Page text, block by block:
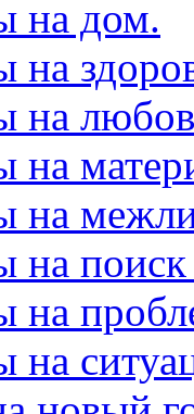
на дом.
на
на
на
на
на
на
на